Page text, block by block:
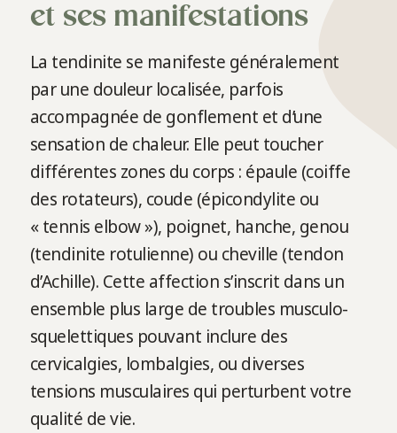
et ses manifestations
La tendinite se manifeste généralement
par une douleur localisée, parfois
accompagnée de gonflement et d’une
sensation de chaleur. Elle peut toucher
différentes zones du corps : épaule (coiffe
des rotateurs), coude (épicondylite ou
« tennis elbow »), poignet, hanche, genou
(tendinite rotulienne) ou cheville (tendon
d’Achille). Cette affection s’inscrit dans un
ensemble plus large de troubles musculo-
squelettiques pouvant inclure des
cervicalgies, lombalgies, ou diverses
tensions musculaires qui perturbent votre
qualité de vie.